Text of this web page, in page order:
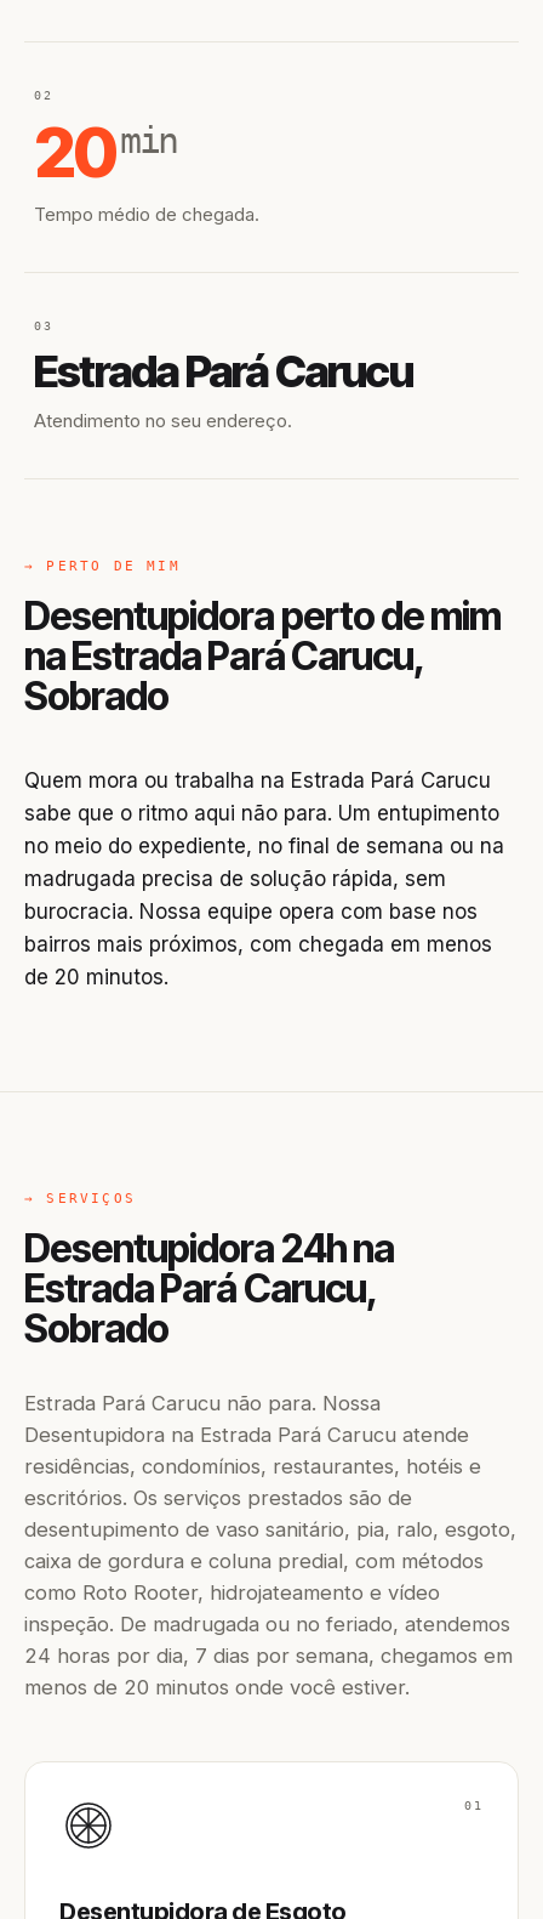
02
20min
Tempo médio de chegada.
03
Estrada Pará Carucu
Atendimento no seu endereço.
→ PERTO DE MIM
Desentupidora perto de mim
na Estrada Pará Carucu,
Sobrado
Quem mora ou trabalha na Estrada Pará Carucu
sabe que o ritmo aqui não para. Um entupimento
no meio do expediente, no final de semana ou na
madrugada precisa de solução rápida, sem
burocracia. Nossa equipe opera com base nos
bairros mais próximos, com chegada em menos
de 20 minutos.
→ SERVIÇOS
Desentupidora 24h na
Estrada Pará Carucu,
Sobrado
Estrada Pará Carucu não para. Nossa
Desentupidora na Estrada Pará Carucu atende
residências, condomínios, restaurantes, hotéis e
escritórios. Os serviços prestados são de
desentupimento de vaso sanitário, pia, ralo, esgoto,
caixa de gordura e coluna predial, com métodos
como Roto Rooter, hidrojateamento e vídeo
inspeção. De madrugada ou no feriado, atendemos
24 horas por dia, 7 dias por semana, chegamos em
menos de 20 minutos onde você estiver.
01
Desentupidora de Esgoto